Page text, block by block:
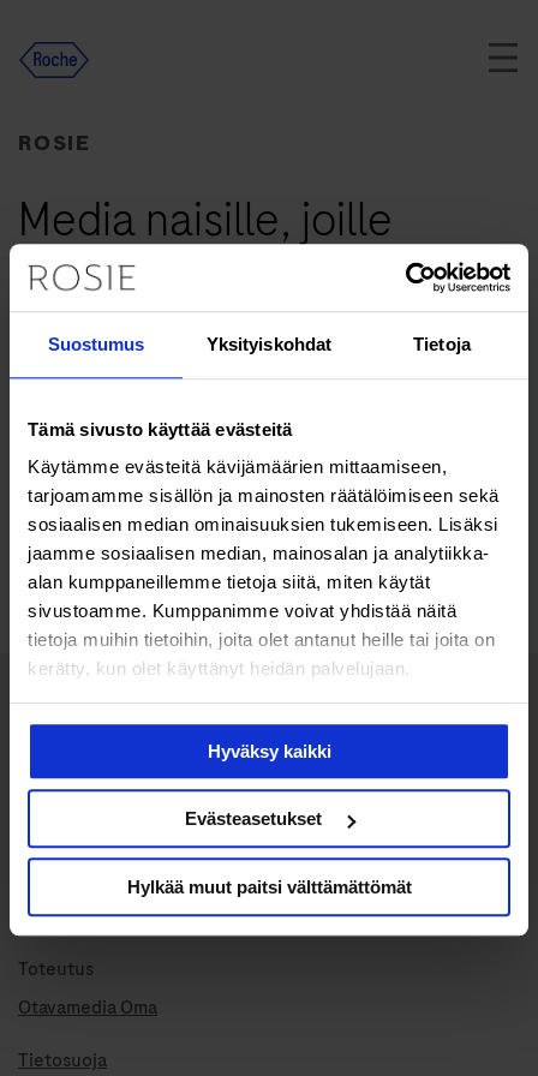
Suostumus Yksityiskohdat Tietoja
Tämä sivusto käyttää evästeitä
Käytämme evästeitä kävijämäärien mittaamiseen,
tarjoamamme sisällön ja mainosten räätälöimiseen sekä
sosiaalisen median ominaisuuksien tukemiseen. Lisäksi
jaamme sosiaalisen median, mainosalan ja analytiikka-
alan kumppaneillemme tietoja siitä, miten käytät
sivustoamme. Kumppanimme voivat yhdistää näitä
tietoja muihin tietoihin, joita olet antanut heille tai joita on
kerätty, kun olet käyttänyt heidän palvelujaan.
Hyväksy kaikki
Evästeasetukset
Hylkää muut paitsi välttämättömät
content
ROSIE
Media naisille, joille
terveys merkitsee
Lääkkeet, luontaistuotteet ja
ravintolisät voivat rasittaa maksaa
Lisää luettavaa
Media naisille, joille terveys merkitsee.
Julkaisija
Roche Diagnostics Oy
Toteutus
Otavamedia Oma
Tietosuoja